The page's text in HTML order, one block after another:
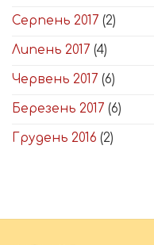
Серпень 2017 (2)
Липень 2017 (4)
Червень 2017 (6)
Березень 2017 (6)
Грудень 2016 (2)